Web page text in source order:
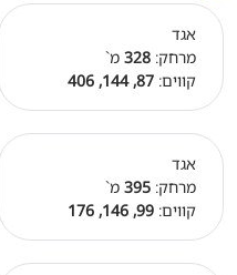
אגד
מרחק: 328 מ`
קווים: 87, 144, 406
אגד
מרחק: 395 מ`
קווים: 99, 146, 176